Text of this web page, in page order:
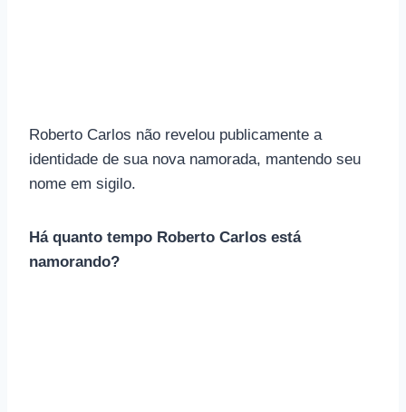
Roberto Carlos não revelou publicamente a
identidade de sua nova namorada, mantendo seu
nome em sigilo.
Há quanto tempo Roberto Carlos está
namorando?